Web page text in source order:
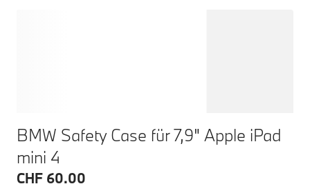
BMW Safety Case für 7,9" Apple iPad
mini 4
CHF 60.00